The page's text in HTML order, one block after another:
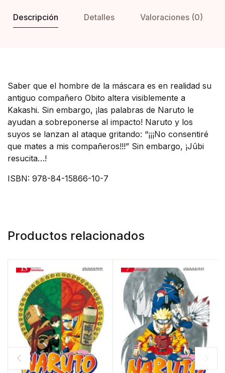
Descripción Detalles Valoraciones (0)
Saber que el hombre de la máscara es en realidad su
antiguo compañero Obito altera visiblemente a
Kakashi. Sin embargo, ¡las palabras de Naruto le
ayudan a sobreponerse al impacto! Naruto y los
suyos se lanzan al ataque gritando: “¡¡¡No consentiré
que mates a mis compañeros!!!” Sin embargo, ¡Jûbi
resucita…!
ISBN: 978-84-15866-10-7
Productos relacionados